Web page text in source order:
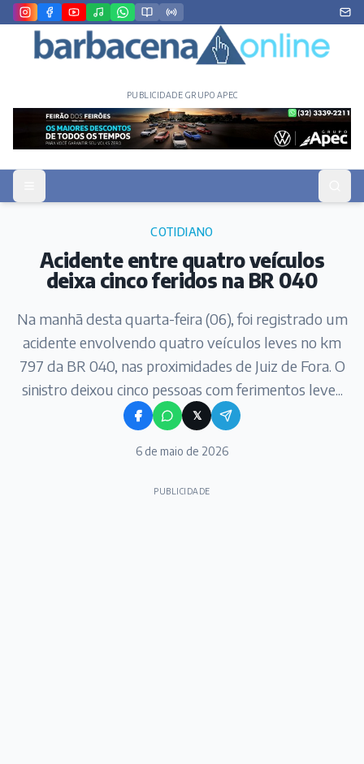
PUBLICIDADE GRUPO APEC
COTIDIANO
Acidente entre quatro veículos
deixa cinco feridos na BR 040
Na manhã desta quarta-feira (06), foi registrado um
acidente envolvendo quatro veículos leves no km
797 da BR 040, nas proximidades de Juiz de Fora. O
sinistro deixou cinco pessoas com ferimentos leve...
𝕏
6 de maio de 2026
PUBLICIDADE